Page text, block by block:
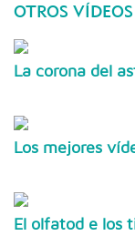
OTROS VÍDEOS
La corona del
Los mejores
El olfatod e los